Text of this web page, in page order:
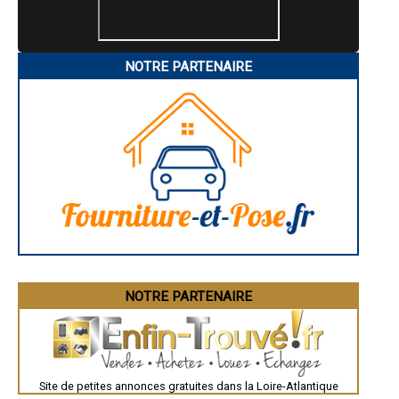
- Diagnostic immobilier à Gorges
- Diagnostic immobilier à La Plaine-sur-Mer
- Diagnostic immobilier à Nozay
- Diagnostic immobilier à Le Cellier
- Diagnostic immobilier à Campbon
- Diagnostic immobilier à Arthon-en-Retz
- Diagnostic immobilier à La Chapelle-des-Marais
- Diagnostic immobilier à Saint-Aignan-Grandlieu
- Diagnostic immobilier à Varades
- Diagnostic immobilier à Geneston
- Diagnostic immobilier à Saint-Gildas-des-Bois
- Diagnostic immobilier à Petit-Mars
- Diagnostic immobilier à Saffré
- Diagnostic immobilier à Bourgneuf-en-Retz
- Diagnostic immobilier à Le Bignon
- Diagnostic immobilier à Saint-Malo-de-Guersac
- Diagnostic immobilier à Paimbœuf
- Diagnostic immobilier à Malville
- Diagnostic immobilier à Batz-sur-Mer
- Diagnostic immobilier à Fay-de-Bretagne
NOTRE PARTENAIRE
NOTRE PARTENAIRE
Site de petites annonces gratuites dans la Loire-Atlantique